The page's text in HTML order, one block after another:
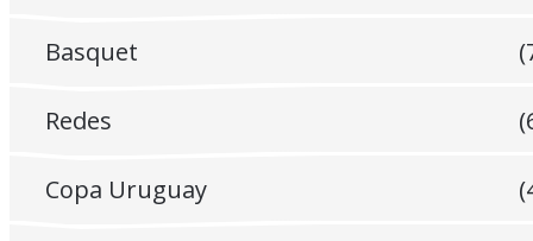
Basquet
Redes
Copa Uruguay